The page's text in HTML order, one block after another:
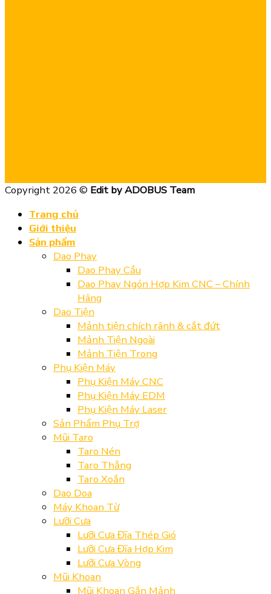
Copyright 2026 © Edit by ADOBUS Team
Trang chủ
Giới thiệu
Sản phẩm
Dao Phay
Dao Phay Cầu
Dao Phay Ngón Hợp Kim CNC – Chính
Hãng
Dao Tiện
Mảnh tiện chích rãnh & cắt đứt
Mảnh Tiện Ngoài
Mảnh Tiện Trong
Phụ Kiện Máy
Phụ Kiện Máy CNC
Phụ Kiện Máy EDM
Phụ Kiện Máy Laser
Sản Phẩm Phụ Trợ
Mũi Taro
Taro Nén
Taro Thẳng
Taro Xoắn
Dao Doa
Máy Khoan Từ
Lưỡi Cưa
Lưỡi Cưa Đĩa Thép Gió
Lưỡi Cưa Đĩa Hợp Kim
Lưỡi Cưa Vòng
Mũi Khoan
Mũi Khoan Gắn Mảnh